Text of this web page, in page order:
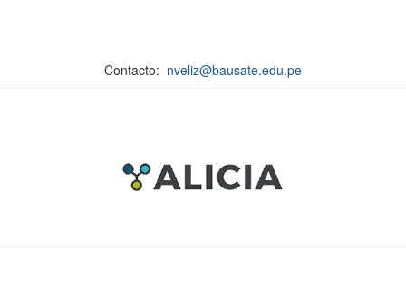
Contacto: nveliz@bausate.edu.pe